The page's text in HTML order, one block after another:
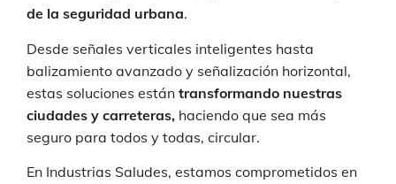
de la seguridad urbana.
Desde señales verticales inteligentes hasta
balizamiento avanzado y señalización horizontal,
estas soluciones están transformando nuestras
ciudades y carreteras, haciendo que sea más
seguro para todos y todas, circular.
En Industrias Saludes, estamos comprometidos en